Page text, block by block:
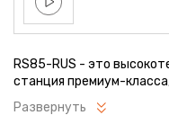
RS85-RUS - это
станция премиум-
проведения самых
позволяет врачам
Развернуть